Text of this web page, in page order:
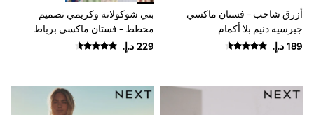
Polo Shirts
Tops & T-Shirts
Trousers & Chinos
أزرق شاحب - فستان ماكسي
جيرسيه دنيم بلا أكمام
بني شوكولاتة وكريمي تصميم
مخطط - فستان ماكسي برباط
وجزء عُلوي مُجمّع